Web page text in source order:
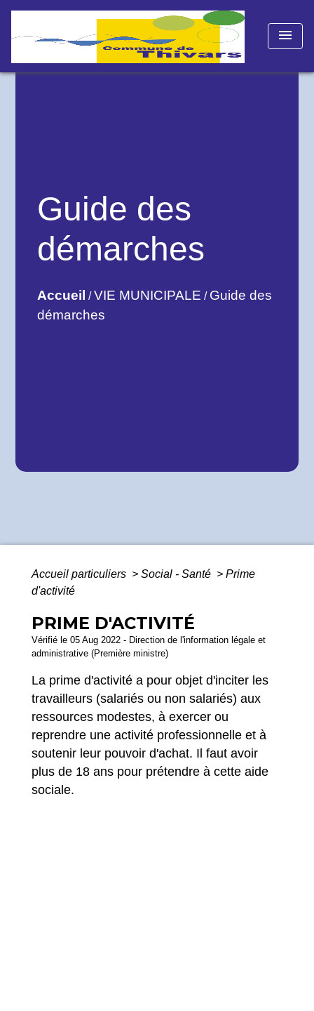
menu
Guide des
démarches
Accueil /VIE MUNICIPALE / Guide des
démarches
Accueil particuliers > Social - Santé > Prime
d'activité
PRIME D'ACTIVITÉ
Vérifié le 05 Aug 2022 - Direction de l'information légale et
administrative (Première ministre)
La prime d'activité a pour objet d'inciter les
travailleurs (salariés ou non salariés) aux
ressources modestes, à exercer ou
reprendre une activité professionnelle et à
soutenir leur pouvoir d'achat. Il faut avoir
plus de 18 ans pour prétendre à cette aide
sociale.